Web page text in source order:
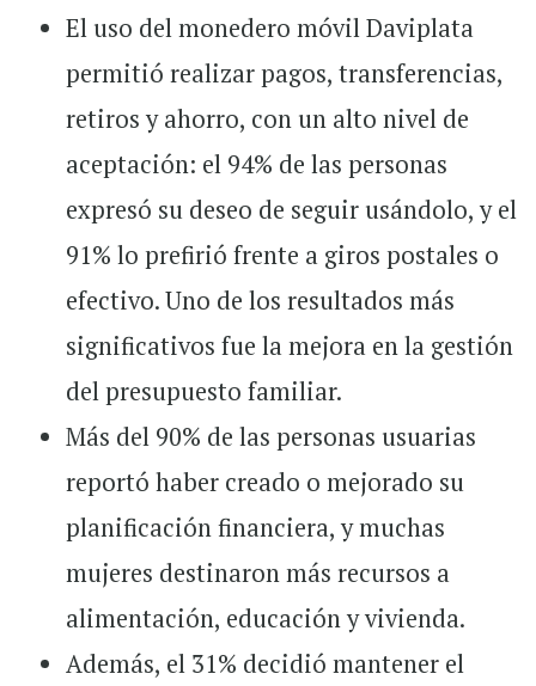
El uso del monedero móvil Daviplata
permitió realizar pagos, transferencias,
retiros y ahorro, con un alto nivel de
aceptación: el 94% de las personas
expresó su deseo de seguir usándolo, y el
91% lo prefirió frente a giros postales o
efectivo. Uno de los resultados más
significativos fue la mejora en la gestión
del presupuesto familiar.
Más del 90% de las personas usuarias
reportó haber creado o mejorado su
planificación financiera, y muchas
mujeres destinaron más recursos a
alimentación, educación y vivienda.
Además, el 31% decidió mantener el